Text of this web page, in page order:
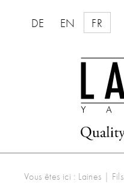
DE EN FR
Vous êtes ici : Laines | Fils